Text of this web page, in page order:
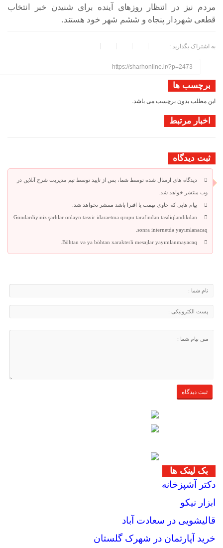
مردم نیز در انتظار روزهای آینده برای شنیدن خبر انتخاب
قطعی شهردار پنجاه و ششم شهر خود هستند.
به اشتراک بگذارید :
https://sharhonline.ir/?p=2473
برچسب ها
این مطلب بدون برچسب می باشد.
اخبار مرتبط
ثبت دیدگاه
دیدگاه های ارسال شده توسط شما، پس از تایید توسط تیم مدیریت شرح آنلاین در
وب منتشر خواهد شد.
پیام هایی که حاوی تهمت یا افترا باشد منتشر نخواهد شد.
Göndərdiyiniz şərhlər onlayn təsvir idarəetmə qrupu tərəfindən təsdiqləndikdən
sonra internetdə yayımlanacaq.
Böhtan və ya böhtan xarakterli mesajlar yayımlanmayacaq.
بک لینک ها
دکتر آشپزخانه
ابزار نیکو
قالیشویی در سعادت آباد
خرید آپارتمان در شهرک گلستان